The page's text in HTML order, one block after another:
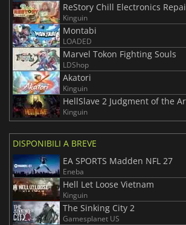
ReStory Chill Electronics
Kinguin
Montabi
LOADED
Marvel Tokon Fighting Souls
LDShop
Akatori
Kinguin
HellSlave 2 Judgment of the
Kinguin
DISPONIBILI A BREVE
EA SPORTS Madden NFL 27
Eneba
Hell Let Loose Vietnam
Kinguin
The Sinking City 2
Gamesplanet US